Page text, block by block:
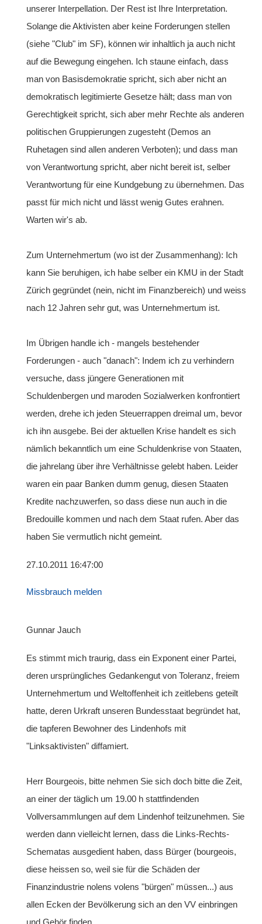
unserer Interpellation. Der Rest ist Ihre Interpretation.
Solange die Aktivisten aber keine Forderungen stellen
(siehe "Club" im SF), können wir inhaltlich ja auch nicht
auf die Bewegung eingehen. Ich staune einfach, dass
man von Basisdemokratie spricht, sich aber nicht an
demokratisch legitimierte Gesetze hält; dass man von
Gerechtigkeit spricht, sich aber mehr Rechte als anderen
politischen Gruppierungen zugesteht (Demos an
Ruhetagen sind allen anderen Verboten); und dass man
von Verantwortung spricht, aber nicht bereit ist, selber
Verantwortung für eine Kundgebung zu übernehmen. Das
passt für mich nicht und lässt wenig Gutes erahnen.
Warten wir's ab.
Zum Unternehmertum (wo ist der Zusammenhang): Ich
kann Sie beruhigen, ich habe selber ein KMU in der Stadt
Zürich gegründet (nein, nicht im Finanzbereich) und weiss
nach 12 Jahren sehr gut, was Unternehmertum ist.
Im Übrigen handle ich - mangels bestehender
Forderungen - auch "danach": Indem ich zu verhindern
versuche, dass jüngere Generationen mit
Schuldenbergen und maroden Sozialwerken konfrontiert
werden, drehe ich jeden Steuerrappen dreimal um, bevor
ich ihn ausgebe. Bei der aktuellen Krise handelt es sich
nämlich bekanntlich um eine Schuldenkrise von Staaten,
die jahrelang über ihre Verhältnisse gelebt haben. Leider
waren ein paar Banken dumm genug, diesen Staaten
Kredite nachzuwerfen, so dass diese nun auch in die
Bredouille kommen und nach dem Staat rufen. Aber das
haben Sie vermutlich nicht gemeint.
27.10.2011 16:47:00
Missbrauch melden
Gunnar Jauch
Es stimmt mich traurig, dass ein Exponent einer Partei,
deren ursprüngliches Gedankengut von Toleranz, freiem
Unternehmertum und Weltoffenheit ich zeitlebens geteilt
hatte, deren Urkraft unseren Bundesstaat begründet hat,
die tapferen Bewohner des Lindenhofs mit
"Linksaktivisten" diffamiert.
Herr Bourgeois, bitte nehmen Sie sich doch bitte die Zeit,
an einer der täglich um 19.00 h stattfindenden
Vollversammlungen auf dem Lindenhof teilzunehmen. Sie
werden dann vielleicht lernen, dass die Links-Rechts-
Schematas ausgedient haben, dass Bürger (bourgeois,
diese heissen so, weil sie für die Schäden der
Finanzindustrie nolens volens "bürgen" müssen...) aus
allen Ecken der Bevölkerung sich an den VV einbringen
und Gehör finden.